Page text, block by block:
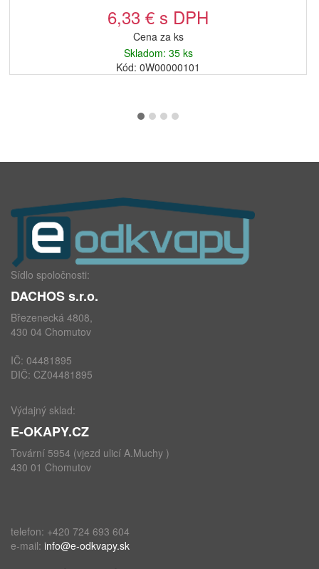
6,33 € s DPH
Cena za ks
Skladom: 35 ks
Kód: 0W00000101
Sídlo spoločnosti:
DACHOS s.r.o.
Březenecká 4808,
430 04 Chomutov
IČ: 04481895
DIČ: CZ04481895
Výdajný sklad:
E-OKAPY.CZ
Tovární 5954 (vjezd ulicí A.Muchy )
430 01 Chomutov
telefon: +420 724 693 604
e-mail: info@e-odkvapy.sk